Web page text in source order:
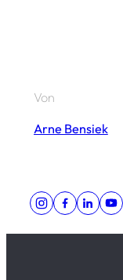
Von
Arne Bensiek